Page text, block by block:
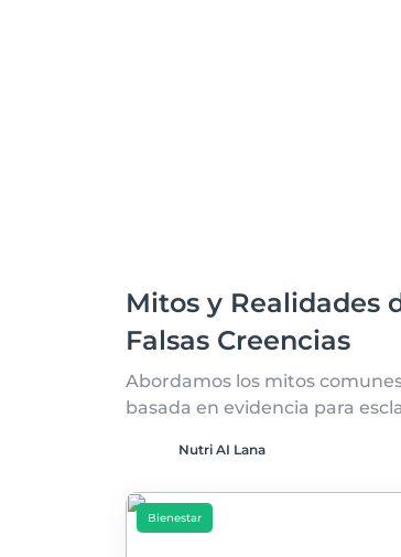
Mitos y Realidades
Falsas Creencias
Abordamos los mitos
basada en evidencia para
Nutri AI Lana
Bienestar